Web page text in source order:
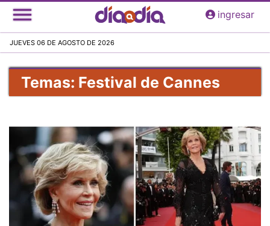
Pasar
al
principal
ingresar
JUEVES 06 DE AGOSTO DE 2026
Temas: Festival de Cannes